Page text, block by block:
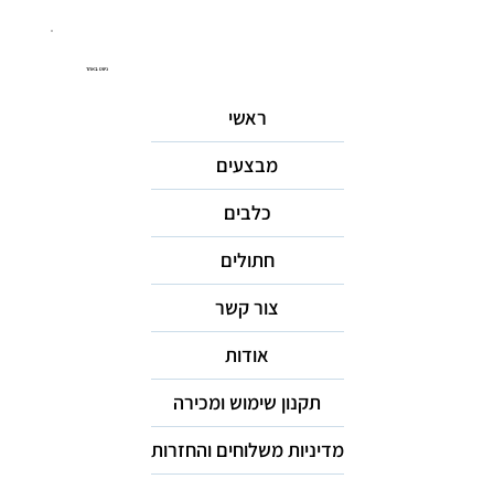
ניווט באתר
ראשי
מבצעים
כלבים
חתולים
צור קשר
אודות
תקנון שימוש ומכירה
מדיניות משלוחים והחזרות